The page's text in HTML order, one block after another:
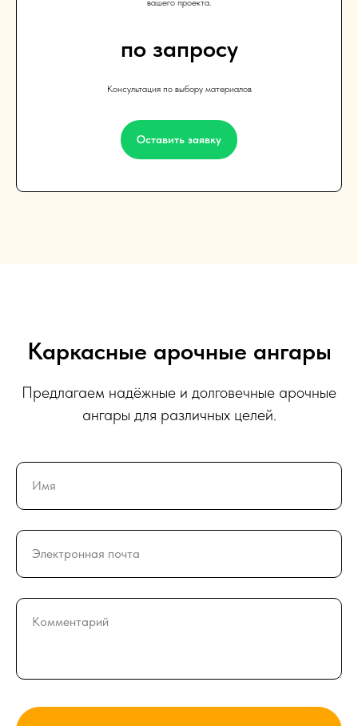
вашего проекта.
по запросу
Консультация по выбору материалов
Оставить заявку
Каркасные арочные ангары
Предлагаем надёжные и долговечные арочные
ангары для различных целей.
Имя
Электронная почта
Комментарий